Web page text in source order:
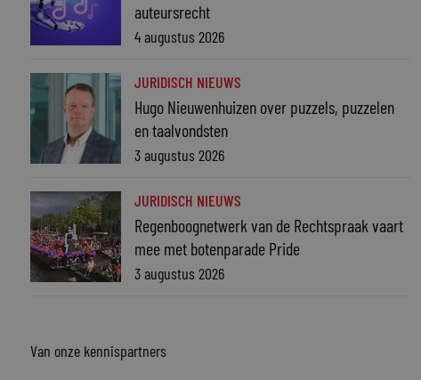
auteursrecht
4 augustus 2026
JURIDISCH NIEUWS
Hugo Nieuwenhuizen over puzzels, puzzelen
en taalvondsten
3 augustus 2026
JURIDISCH NIEUWS
Regenboognetwerk van de Rechtspraak vaart
mee met botenparade Pride
3 augustus 2026
Van onze kennispartners